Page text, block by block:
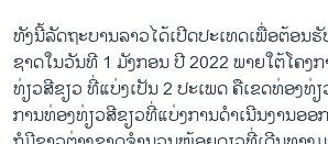
ທັງ​ນີ້ລັດ​ຖະ​ບານ​ລາວ​ໄດ້​ເປີດ​ປະ​ເທດ​ເພື່ອ​ຕ້ອນ​
ຊາດ​ໃນ​ວັນ​ທີ 1 ມັງ​ກອນ ​ປີ 2022 ພາຍ​ໃຕ້​ໂຄງ​
ທ່ຽວ​ສີ​ຂຽວ ທີ່​ແບ່ງ​ເປັນ 2 ປະ​ເພດ ຄື​ເຂດ​ທ່ອງ​ທ່
ການ​ທ່ອ​ງ​ທ່ຽວ​ສີ​ຂຽວ​ທີ່​ແບ່ງ​ການ​ດຳ​ເນີນ​ງານ​ອອ